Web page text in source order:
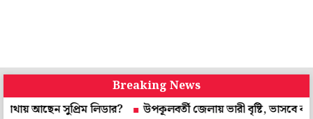
Breaking News
সুপ্রিম লিডার?
উপকূলবর্তী জেলায় ভারী বৃষ্টি, ভাসবে কলকাতাও!